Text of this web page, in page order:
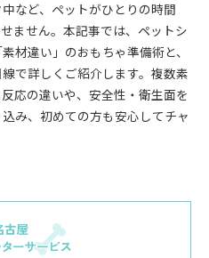
など、ペットがひとりの時間
ません。本記事では、ペットシ
材違い」のおもちゃ準備術と、
で詳しくご紹介します。複数素
応の違いや、安全性・衛生面を
み、初めての方も安心してチャ